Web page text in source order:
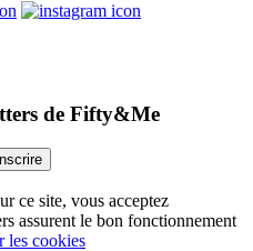
de Fifty&Me
ce site, vous acceptez
assurent le bon fonctionnement
les cookies